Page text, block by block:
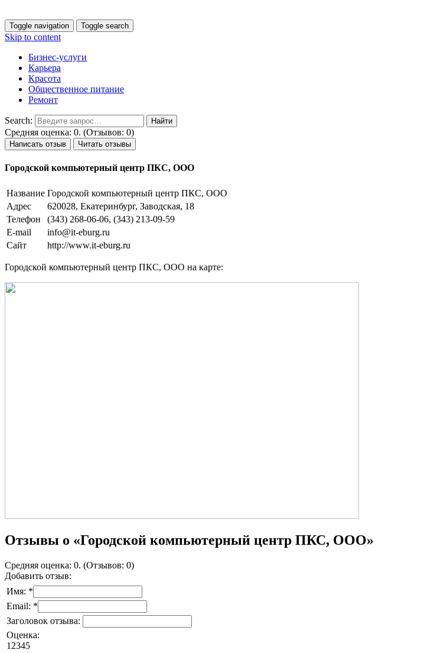
Toggle navigation Toggle search
Skip to content
Бизнес-услуги
Карьера
Красота
Общественное питание
Ремонт
Search:
Средняя оценка: 0. (Отзывов: 0)
Написать отзыв Читать отзывы
Городской компьютерный центр ПКС, ООО
Название Городской компьютерный центр ПКС, ООО
Адрес
620028, Екатеринбург, Заводская, 18
Телефон
(343) 268-06-06, (343) 213-09-59
E-mail
info@it-eburg.ru
Сайт
http://www.it-eburg.ru
Городской компьютерный центр ПКС, ООО на карте:
Отзывы о «Городской компьютерный центр ПКС, ООО»
Средняя оценка: 0. (Отзывов: 0)
Добавить отзыв:
Имя: *
Email: *
Заголовок отзыва:
Оценка:
1 2345